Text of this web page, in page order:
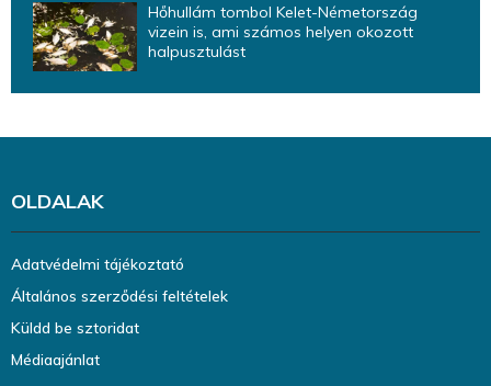
Hőhullám tombol Kelet-Németország
vizein is, ami számos helyen okozott
halpusztulást
OLDALAK
Adatvédelmi tájékoztató
Általános szerződési feltételek
Küldd be sztoridat
Médiaajánlat